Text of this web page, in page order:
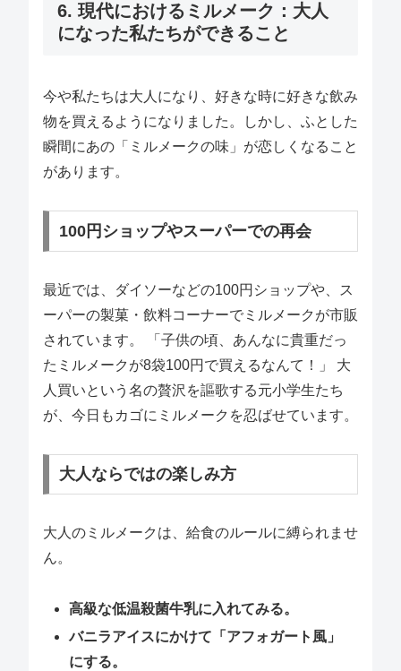
6. 現代におけるミルメーク：大人
になった私たちができること
今や私たちは大人になり、好きな時に好きな飲み
物を買えるようになりました。しかし、ふとした
瞬間にあの「ミルメークの味」が恋しくなること
があります。
100円ショップやスーパーでの再会
最近では、ダイソーなどの100円ショップや、ス
ーパーの製菓・飲料コーナーでミルメークが市販
されています。 「子供の頃、あんなに貴重だっ
たミルメークが8袋100円で買えるなんて！」 大
人買いという名の贅沢を謳歌する元小学生たち
が、今日もカゴにミルメークを忍ばせています。
大人ならではの楽しみ方
大人のミルメークは、給食のルールに縛られませ
ん。
高級な低温殺菌牛乳に入れてみる。
バニラアイスにかけて「アフォガート風」
にする。